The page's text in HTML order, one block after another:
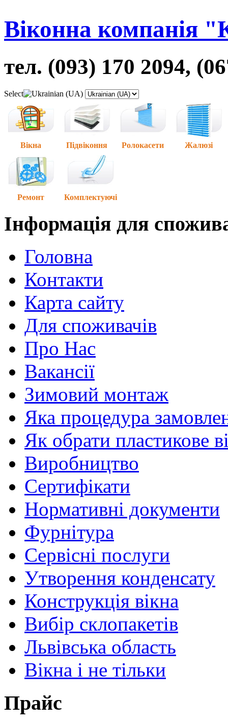
Віконна компанія
тел. (093) 170 2094,
Select
Вікна Підвіконня Ролокасети Жалюзі
Ремонт Комплектуючі
Інформація для
Головна
Контакти
Карта сайту
Для споживачів
Про Нас
Вакансії
Зимовий монтаж
Яка процедура
Як обрати пластикове
Виробництво
Сертифікати
Нормативні документи
Фурнітура
Сервісні послуги
Утворення конденсату
Конструкція вікна
Вибір склопакетів
Львівська область
Вікна і не тільки
Прайс